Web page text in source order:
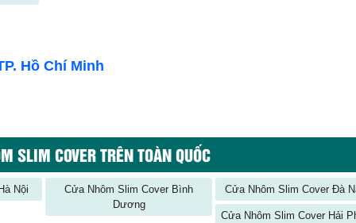
Hồ Chí Minh
SLIM COVER TRÊN TOÀN QUỐC
Nội
Cửa Nhôm Slim Cover Bình
Dương
Cửa Nhôm Slim Cover Đà
Cửa Nhôm Slim Cover Hải